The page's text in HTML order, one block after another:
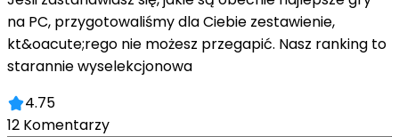
na PC, przygotowaliśmy dla Ciebie zestawienie,
kt&oacute;rego nie możesz przegapić. Nasz ranking to
starannie wyselekcjonowa
4.75
12 Komentarzy